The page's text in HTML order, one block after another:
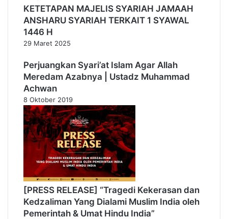
KETETAPAN MAJELIS SYARIAH JAMAAH
ANSHARU SYARIAH TERKAIT 1 SYAWAL
1446 H
29 Maret 2025
Perjuangkan Syari’at Islam Agar Allah
Meredam Azabnya | Ustadz Muhammad
Achwan
8 Oktober 2019
[PRESS RELEASE] “Tragedi Kekerasan dan
Kedzaliman Yang Dialami Muslim India oleh
Pemerintah & Umat Hindu India”